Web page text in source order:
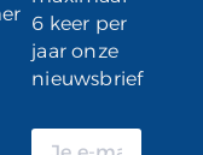
6 keer per
jaar onze
nieuwsbrief